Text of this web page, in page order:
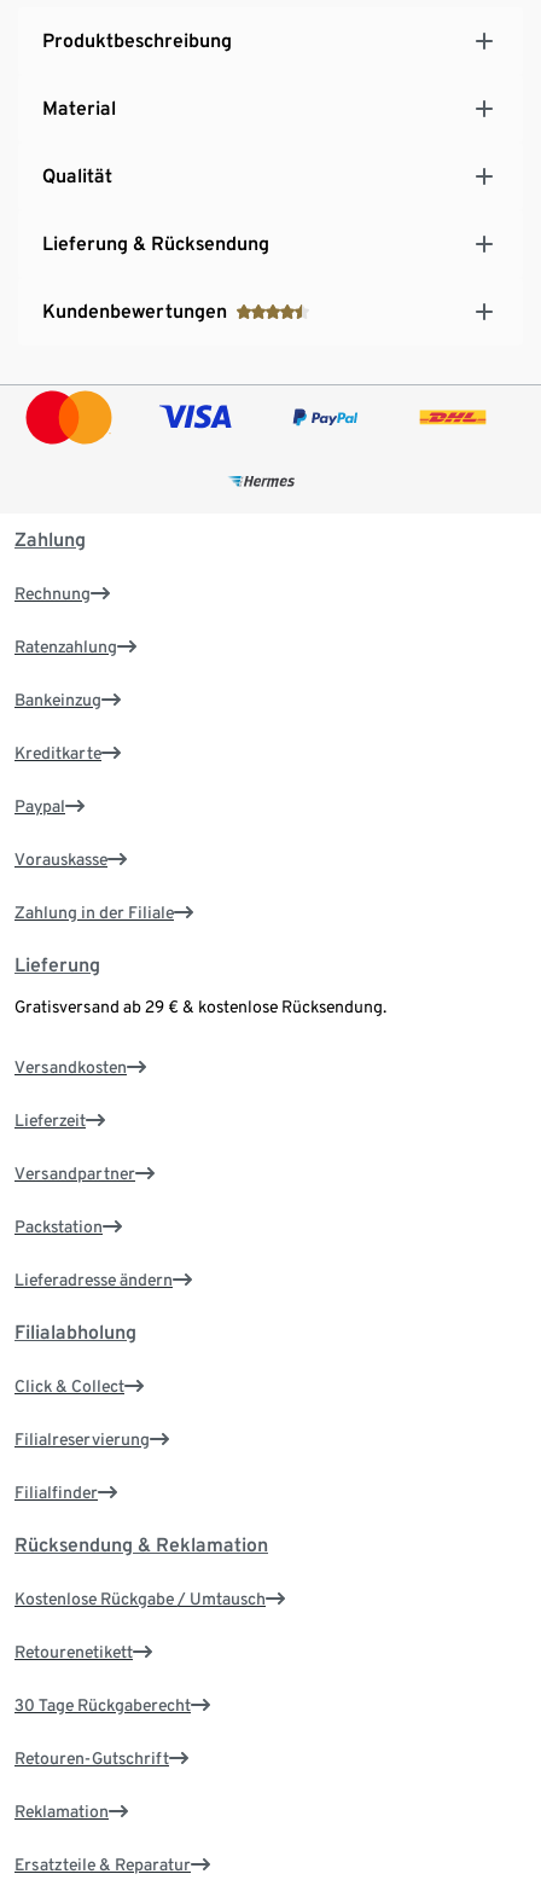
Produktbeschreibung
Material
Qualität
Lieferung & Rücksendung
Kundenbewertungen
Zahlung
Rechnung
Ratenzahlung
Bankeinzug
Kreditkarte
Paypal
Vorauskasse
Zahlung in der Filiale
Lieferung
Gratisversand ab 29 € & kostenlose Rücksendung.
Versandkosten
Lieferzeit
Versandpartner
Packstation
Lieferadresse ändern
Filialabholung
Click & Collect
Filialreservierung
Filialfinder
Rücksendung & Reklamation
Kostenlose Rückgabe / Umtausch
Retourenetikett
30 Tage Rückgaberecht
Retouren-Gutschrift
Reklamation
Ersatzteile & Reparatur